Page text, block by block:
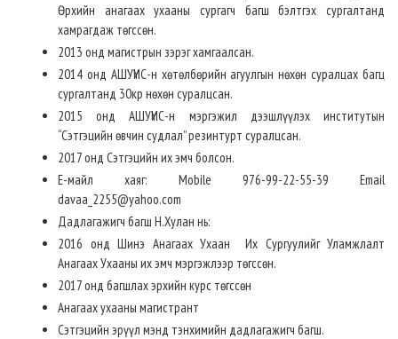
Өрхийн анагаах ухааны сургагч багш бэлтгэх сургалтанд
хамрагдаж төгссөн.
2013 онд магистрын зэрэг хамгаалсан.
2014 онд АШУҮИС-н хөтөлбөрийн агуулгын нөхөн суралцах багц
сургалтанд 30кр нөхөн суралцсан.
2015 онд АШУҮИС-н мэргэжил дээшлүүлэх институтын
“Сэтгэцийн өвчин судлал” резинтурт суралцсан.
2017 онд Сэтгэцийн их эмч болсон.
E-майл хаяг: Mobile 976-99-22-55-39 Email
davaa_2255@yahoo.com
Дадлагажигч багш Н.Хулан нь:
2016 онд Шинэ Анагаах Ухаан Их Сургуулийг Уламжлалт
Анагаах Ухааны их эмч мэргэжлээр төгссөн.
2017 онд багшлах эрхийн курс төгссөн
Анагаах ухааны магистрант
Сэтгэцийн эрүүл мэнд тэнхимийн дадлагажигч багш.